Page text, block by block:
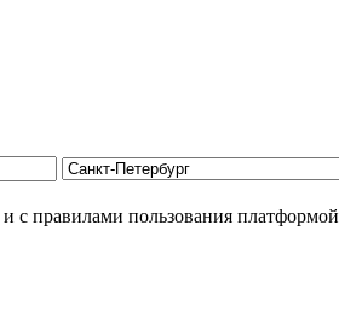
и с правилами пользования платформой